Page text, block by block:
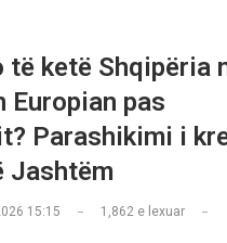
të ketë Shqipëria
Europian pas
Parashikimi i
Jashtëm
15:15 1,862 e lexuar